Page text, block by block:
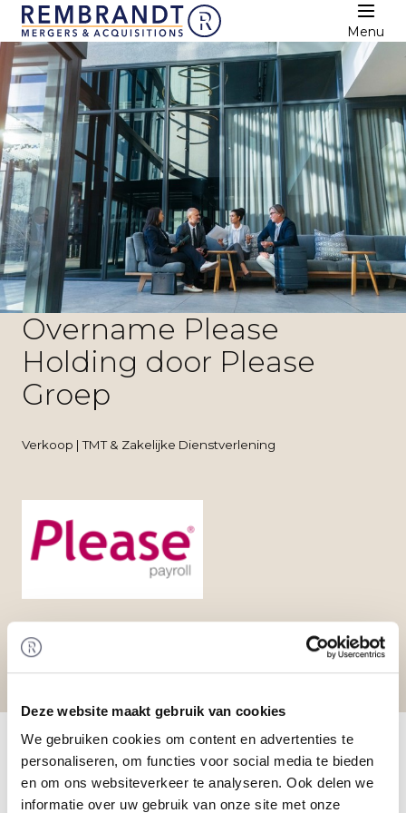
Deze website maakt gebruik van cookies
We gebruiken cookies om content en advertenties te
personaliseren, om functies voor social media te bieden
en om ons websiteverkeer te analyseren. Ook delen we
informatie over uw gebruik van onze site met onze
Menu
Overname Please
Holding door Please
Groep
Verkoop | TMT & Zakelijke Dienstverlening
Transacties/ Overname Please Holding
door Please Groep
Transactie
De heer Franken heeft zijn meerderheidsbelang